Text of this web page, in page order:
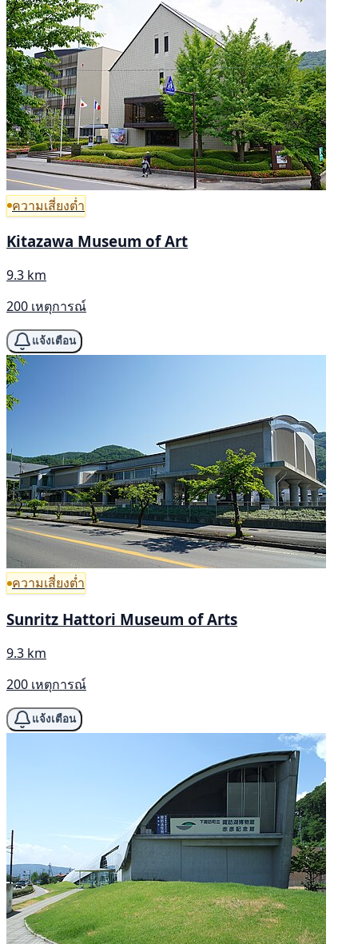
ความเสี่ยงต่ำ
Kitazawa Museum of Art
9.3 km
200 เหตุการณ์
แจ้งเตือน
ความเสี่ยงต่ำ
Sunritz Hattori Museum of Arts
9.3 km
200 เหตุการณ์
แจ้งเตือน